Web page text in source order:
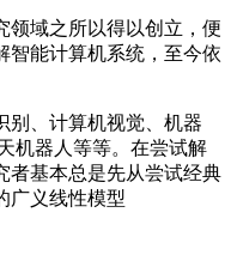
域之所以得以创立，便
智能计算机系统，至今依
、计算机视觉、机器
机器人等等。在尝试解
者基本总是先从尝试经典
广义线性模型